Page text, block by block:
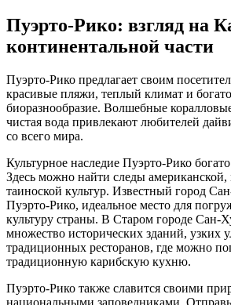
Пуэрто-Рико: взгляд на
континентальной части
Пуэрто-Рико предлагает своим
красивые пляжи, теплый климат и
биоразнообразие. Волшебные
чистая вода привлекают любителей
со всего мира.
Культурное наследие Пуэрто-Рико
Здесь можно найти следы американской,
таиноской культур. Известный город
Пуэрто-Рико, идеальное место для
культуру страны. В Старом городе Сан-
множество исторических зданий, узких
традиционных ресторанов, где можно
традиционную карибскую кухню.
Пуэрто-Рико также славится своими
национальными заповедниками.